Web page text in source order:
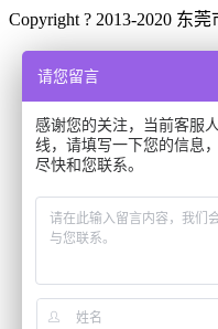
Copyright ? 2013-2020 东
点击咨询
0769-81009098转
请您留言
感谢您的关注，当前客服
线，请填写一下您的信息
尽快和您联系。